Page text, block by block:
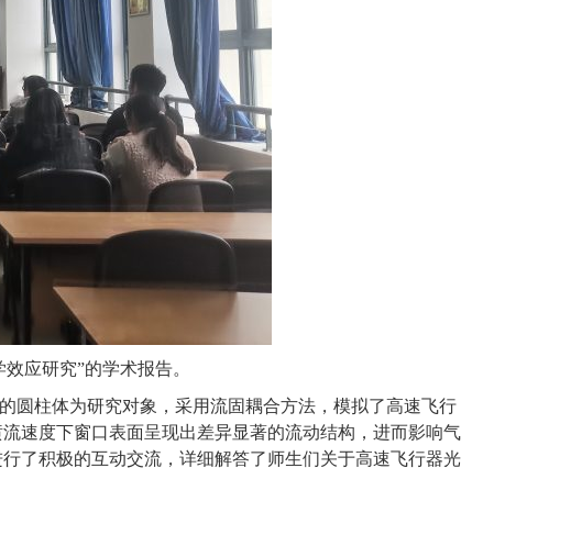
效应研究”的学术报告。
圆柱体为研究对象，采用流固耦合方法，模拟了高速飞行
速度下窗口表面呈现出差异显著的流动结构，进而影响气
了积极的互动交流，详细解答了师生们关于高速飞行器光